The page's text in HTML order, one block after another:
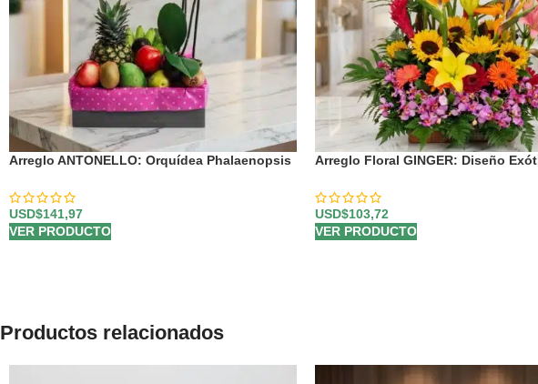
Arreglo ANTONELLO: Orquídea Phalaenopsis
USD$141,97
VER PRODUCTO
Arreglo Floral GINGER: Diseño
USD$103,72
VER PRODUCTO
Productos relacionados